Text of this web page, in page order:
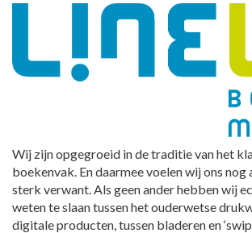
Wij zijn opgegroeid in de traditie van het
boekenvak. En daarmee voelen wij ons
sterk verwant. Als geen ander hebben wij
weten te slaan tussen het ouderwetse
digitale producten, tussen bladeren en